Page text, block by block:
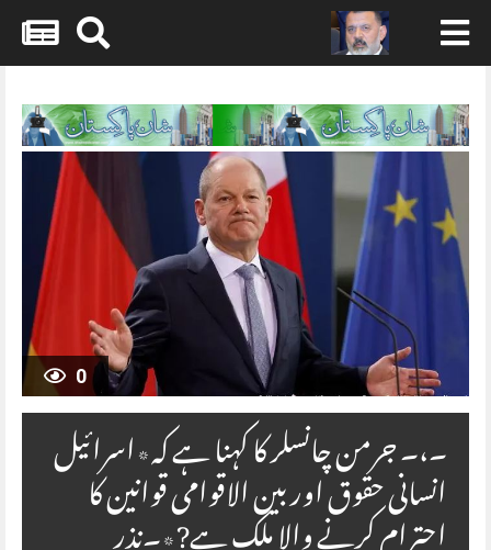
Skip
content
0
۔،۔ جرمن چانسلر کا کہنا ہے کہ٭اسرائیل
انسانی حقوق اور بین الاقوامی قوانین کا